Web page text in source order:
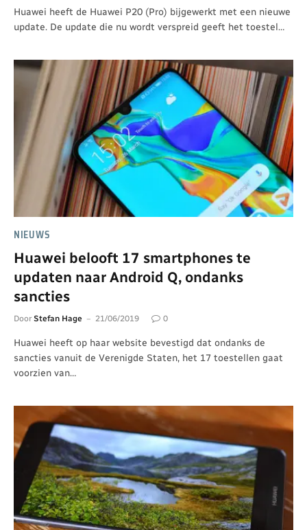
Huawei heeft de Huawei P20 (Pro) bijgewerkt met een nieuwe
update. De update die nu wordt verspreid geeft het toestel…
NIEUWS
Huawei belooft 17 smartphones te
updaten naar Android Q, ondanks
sancties
Door Stefan Hage 21/06/2019 0
Huawei heeft op haar website bevestigd dat ondanks de
sancties vanuit de Verenigde Staten, het 17 toestellen gaat
voorzien van…